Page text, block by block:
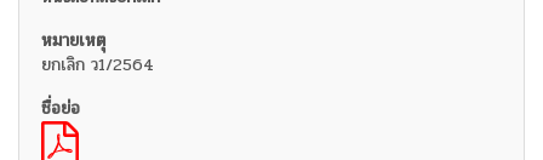
ยกเลิก ว1/2564